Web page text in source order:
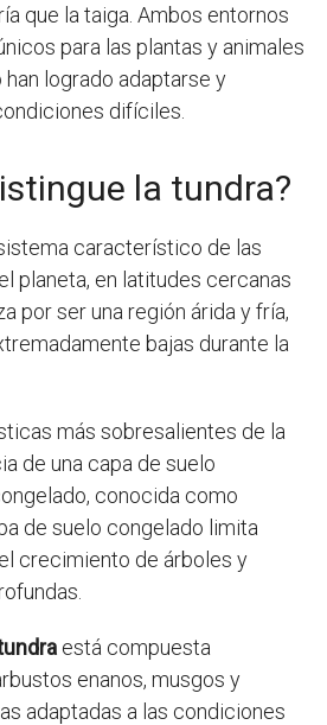
que la taiga. Ambos entornos
para las plantas y animales
han logrado adaptarse y
difíciles.
la tundra?
característico de las
planeta, en latitudes cercanas
por ser una región árida y fría,
bajas durante la
más sobresalientes de la
de una capa de suelo
conocida como
de suelo congelado limita
crecimiento de árboles y
está compuesta
enanos, musgos y
adaptadas a las condiciones